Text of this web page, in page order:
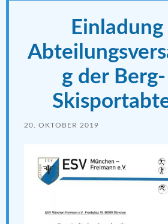
g der
20. OKTOBER 2019